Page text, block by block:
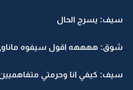
سيف: يسرج الحال
شوق: ههههه اقول سيفوه ماناوي
سيف: كيفي انا وحرمتي